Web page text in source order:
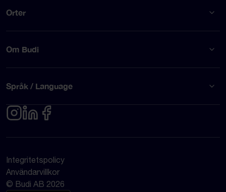
Orter
Om Budi
Språk / Language
Integritetspolicy
Användarvillkor
© Budi AB 2026